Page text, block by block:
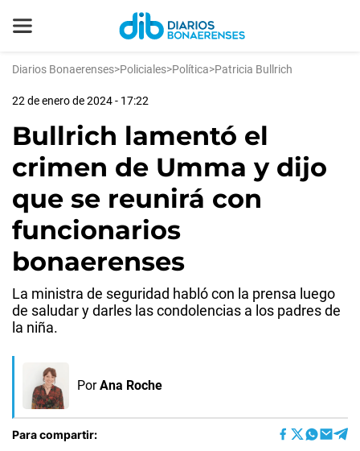
Diarios Bonaerenses>Policiales>Política>Patricia Bullrich
22 de enero de 2024 - 17:22
Bullrich lamentó el
crimen de Umma y dijo
que se reunirá con
funcionarios
bonaerenses
La ministra de seguridad habló con la prensa luego
de saludar y darles las condolencias a los padres de
la niña.
Por Ana Roche
Para compartir: